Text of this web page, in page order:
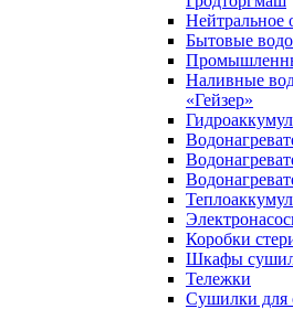
Нейтральное
Бытовые
Наливные
«Гейзер»
Коробки
Шкафы
Тележки
Сушилки для